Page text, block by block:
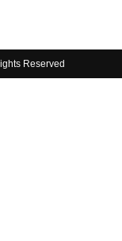
Reserved